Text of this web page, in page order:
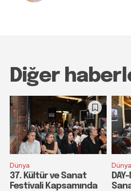
Diğer
Dünya
37. Kültür ve Sanat
Festivali Kapsamında
Dünya